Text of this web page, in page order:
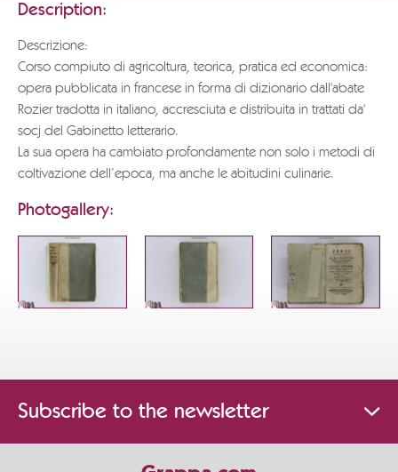
Description:
Descrizione:
Corso compiuto di agricoltura, teorica, pratica ed economica:
opera pubblicata in francese in forma di dizionario dall'abate
Rozier tradotta in italiano, accresciuta e distribuita in trattati da'
socj del Gabinetto letterario.
La sua opera ha cambiato profondamente non solo i metodi di
coltivazione dell’epoca, ma anche le abitudini culinarie.
Photogallery:
Subscribe to the newsletter